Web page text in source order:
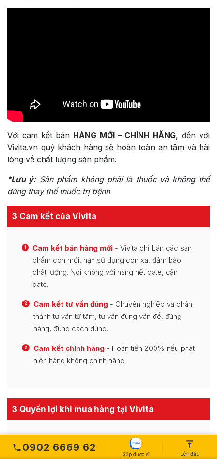
Với cam kết bán HÀNG MỚI – CHÍNH HÃNG, đến với
Vivita.vn quý khách hàng sẽ hoàn toàn an tâm và hài
lòng về chất lượng sản phẩm.
*Lưu ý: Sản phẩm không phải là thuốc và không thể
dùng thay thế thuốc trị bệnh
3 Cam kết của Vivita
1 Cam kết bán hàng mới - Vivita chỉ bán các sản
phẩm còn mới, hạn sử dụng còn xa, đảm bảo
chất lượng. Nói không với hàng hết date, cận
date.
2 Cam kết tư vấn đúng - Chuyên nghiệp và chân
thành tư vấn từ tâm, tư vấn đúng vấn đề, đúng
hàng, đúng cách dùng.
3 Cam kết chính hãng - Hoàn tiền 200% nếu phát
hiện hàng không chính hãng.
3 Quyền lợi khi mua hàng tại Vivita
- Miễn phí vận
chuyển một số sản phẩm theo chính sách giao
0902 6669 62
Gặp dược sĩ Lên đầu